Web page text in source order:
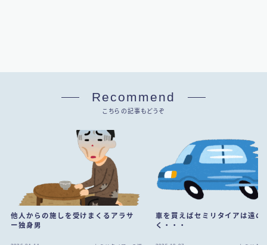
Recommend
こちらの記事もどうぞ
他人からの施しを受けまくるアラサ
ー独身男
車を買えばセミリタイアは遠の
く・・・